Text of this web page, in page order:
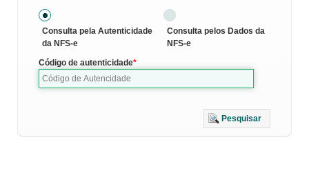
Consulta pela Autenticidade
da NFS-e
Consulta pelos Dados da
NFS-e
Código de autenticidade
Pesquisar